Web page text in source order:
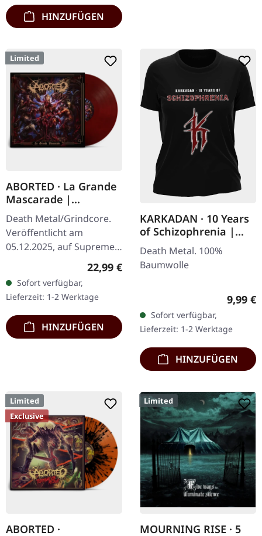
HINZUFÜGEN
Limited
ABORTED · La Grande
Mascarade |
TRANSPARENT
RED/BLACK LP
Death Metal/Grindcore.
Veröffentlicht am
05.12.2025, auf Supreme
Chaos Records. Zum
ersten Mal auf Vinyl mit
speziellem Mastering
extra für Vinyl.…
Regulärer Preis:
22,99 €
Sofort verfügbar,
Lieferzeit: 1-2 Werktage
HINZUFÜGEN
KARKADAN · 10 Years
of Schizophrenia |
GIRLIE
Death Metal. 100%
Baumwolle
9,99 €
Sofort verfügbar,
Lieferzeit: 1-2 Werktage
HINZUFÜGEN
Limited
Exclusive
ABORTED ·
Limited
MOURNING RISE · 5